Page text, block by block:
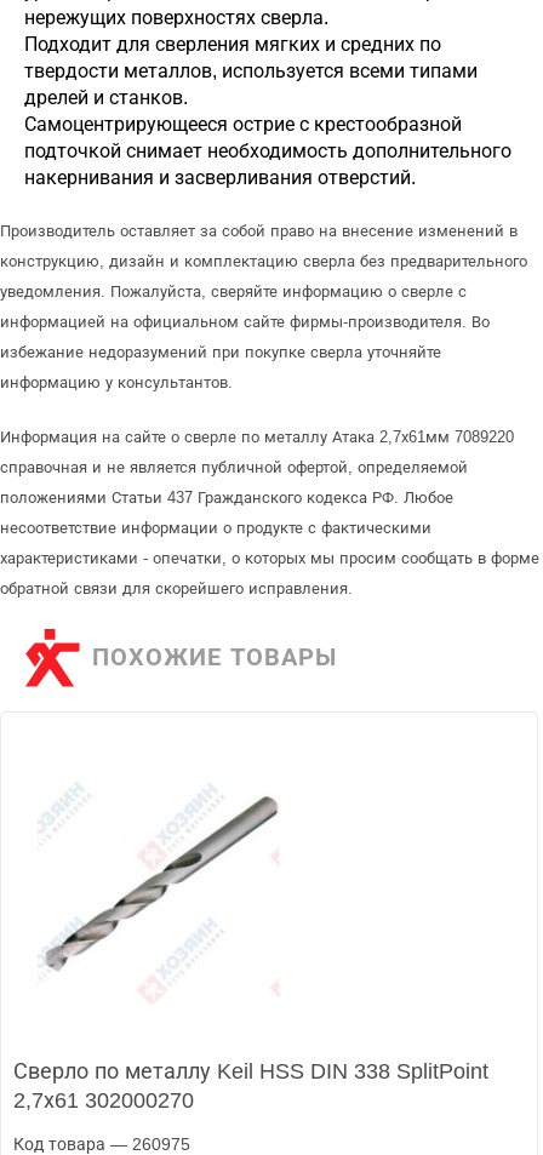
нережущих поверхностях сверла.
Подходит для сверления мягких и средних по
твердости металлов, используется всеми типами
дрелей и станков.
Самоцентрирующееся острие с крестообразной
подточкой снимает необходимость дополнительного
накернивания и засверливания отверстий.
Производитель оставляет за собой право на внесение изменений в
конструкцию, дизайн и комплектацию сверла без предварительного
уведомления. Пожалуйста, сверяйте информацию о сверле с
информацией на официальном сайте фирмы-производителя. Во
избежание недоразумений при покупке сверла уточняйте
информацию у консультантов.
Информация на сайте о сверле по металлу Атака 2,7х61мм 7089220
справочная и не является публичной офертой, определяемой
положениями Статьи 437 Гражданского кодекса РФ. Любое
несоответствие информации о продукте с фактическими
характеристиками - опечатки, о которых мы просим сообщать в форме
обратной связи для скорейшего исправления.
ПОХОЖИЕ ТОВАРЫ
Сверло по металлу Keil HSS DIN 338 SplitPoint
2,7х61 302000270
Код товара — 260975